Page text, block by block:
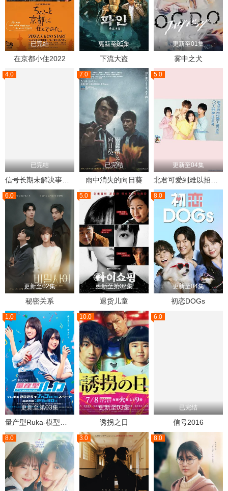
已完结
在京都小住2022
更新至05集
下流大盗
更新至01集
雾中之犬
4.0
已完结
7.0
已完结
雨中消失的向日葵
5.0
更新至04集
6.0
更新至02集
秘密关系
5.0
更新至第02集
退货儿童
8.0
更新至04集
初恋DOGs
1.0
更新至第03集
10.0
更新至03集
诱拐之日
6.0
已完结
信号2016
8.0 3.0 8.0